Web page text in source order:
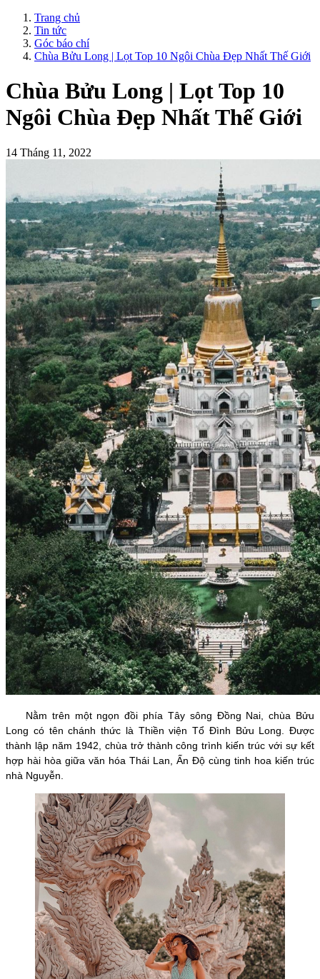
Trang chủ
Tin tức
Góc báo chí
Chùa Bửu Long | Lọt Top 10 Ngôi Chùa Đẹp Nhất Thế Giới
Chùa Bửu Long | Lọt Top 10
Ngôi Chùa Đẹp Nhất Thế Giới
14 Tháng 11, 2022
Nằm trên một ngọn đồi phía Tây sông Đồng Nai, chùa Bửu
Long có tên chánh thức là Thiền viện Tổ Đình Bửu Long. Được
thành lập năm 1942, chùa trở thành công trình kiến trúc với sự kết
hợp hài hòa giữa văn hóa Thái Lan, Ấn Độ cùng tinh hoa kiến trúc
nhà Nguyễn.